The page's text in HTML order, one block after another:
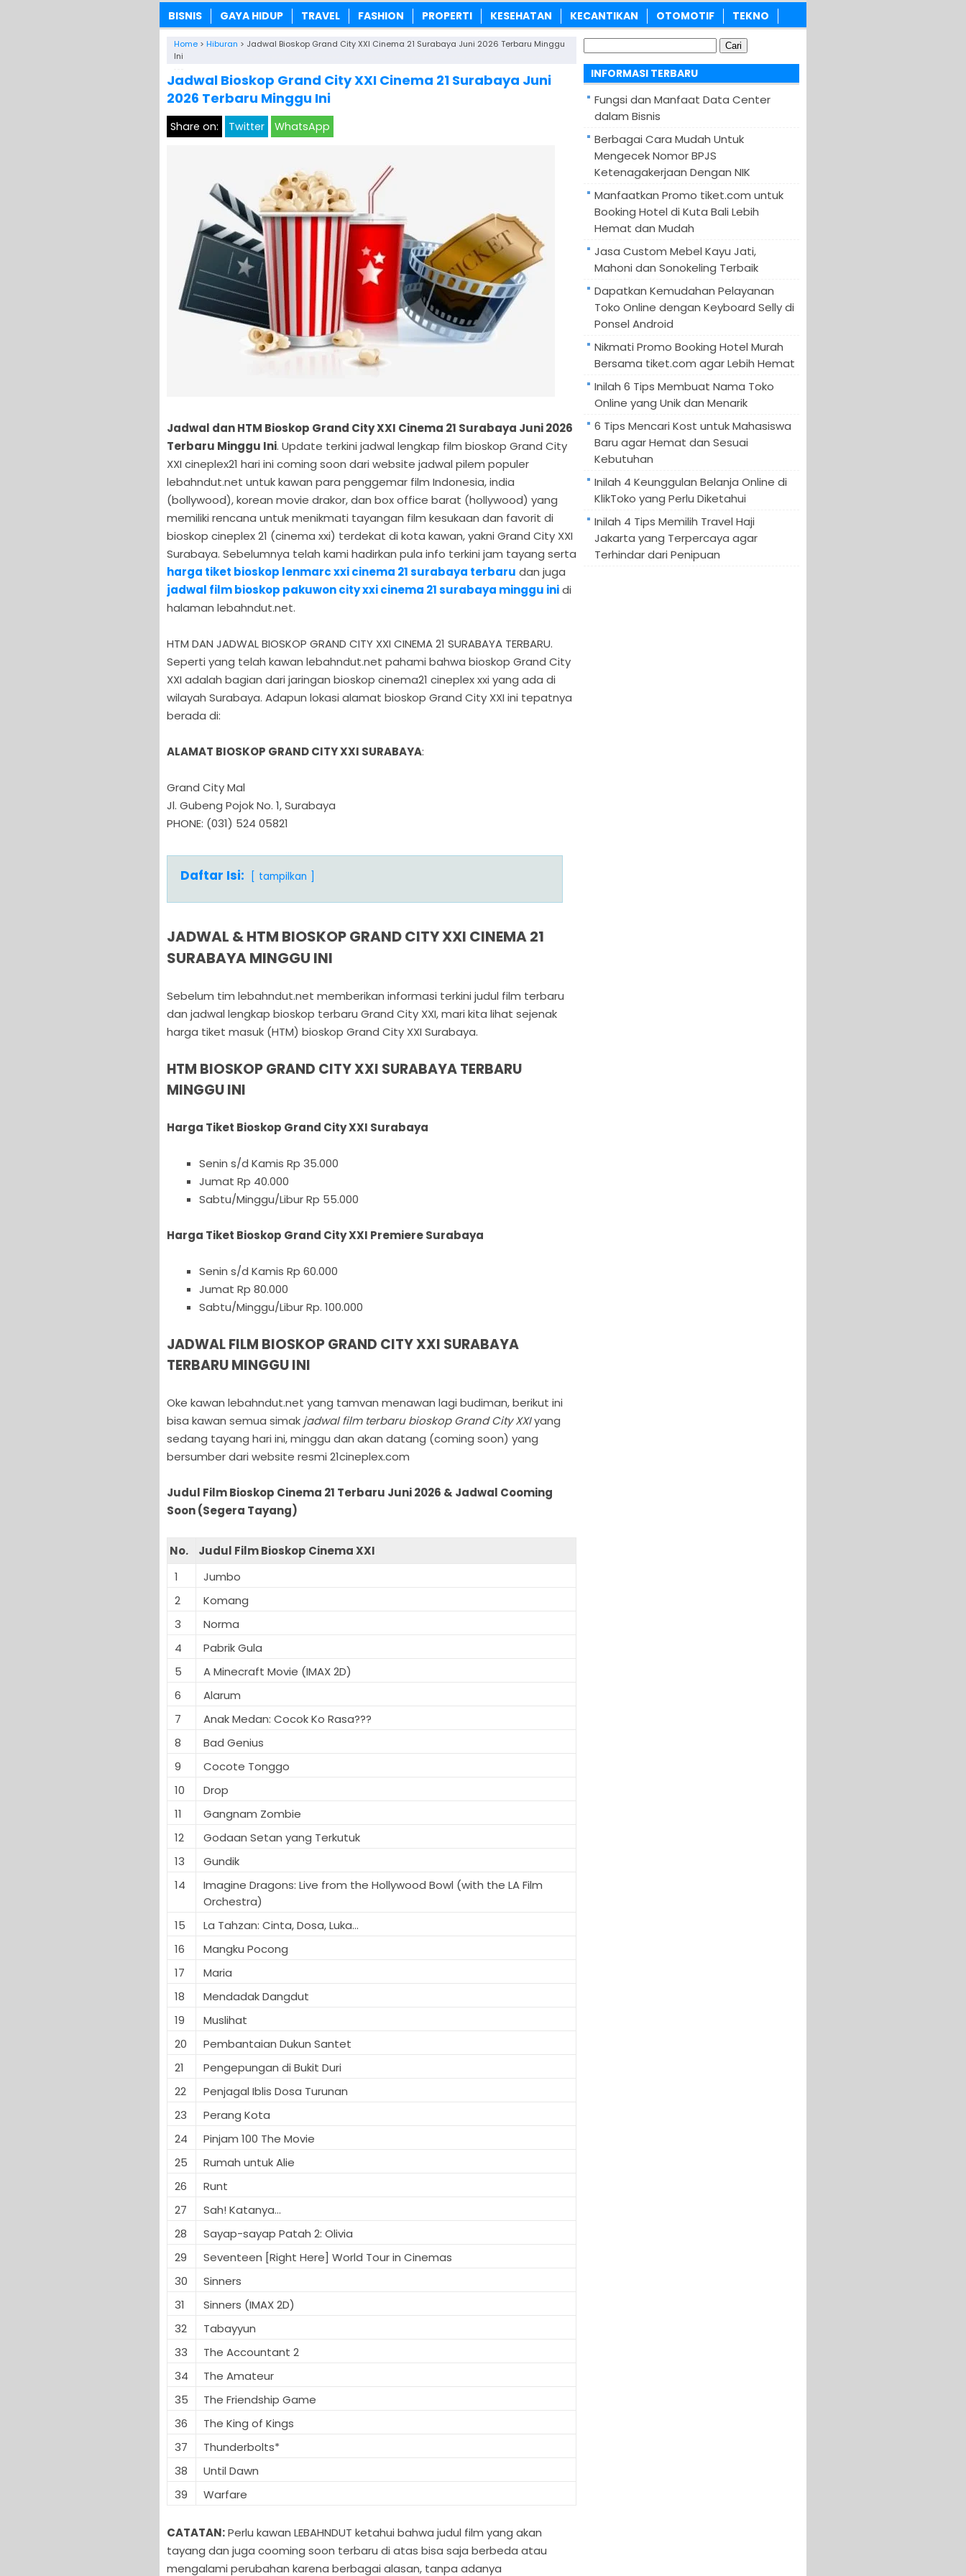
BISNIS GAYA HIDUP TRAVEL FASHION PROPERTI KESEHATAN KECANTIKAN OTOMOTIF TEKNO
Home > Hiburan > Jadwal Bioskop Grand City XXI Cinema 21 Surabaya Juni 2026 Terbaru Minggu
Ini
Jadwal Bioskop Grand City XXI Cinema 21 Surabaya Juni
2026 Terbaru Minggu Ini
Share on: Twitter WhatsApp
Jadwal dan HTM Bioskop Grand City XXI Cinema 21 Surabaya Juni 2026
Terbaru Minggu Ini. Update terkini jadwal lengkap film bioskop Grand City
XXI cineplex21 hari ini coming soon dari website jadwal pilem populer
lebahndut.net untuk kawan para penggemar film Indonesia, india
(bollywood), korean movie drakor, dan box office barat (hollywood) yang
memiliki rencana untuk menikmati tayangan film kesukaan dan favorit di
bioskop cineplex 21 (cinema xxi) terdekat di kota kawan, yakni Grand City XXI
Surabaya. Sebelumnya telah kami hadirkan pula info terkini jam tayang serta
harga tiket bioskop lenmarc xxi cinema 21 surabaya terbaru dan juga
jadwal film bioskop pakuwon city xxi cinema 21 surabaya minggu inidi
halaman lebahndut.net.
HTM DAN JADWAL BIOSKOP GRAND CITY XXI CINEMA 21 SURABAYA TERBARU.
Seperti yang telah kawan lebahndut.net pahami bahwa bioskop Grand City
XXI adalah bagian dari jaringan bioskop cinema21 cineplex xxi yang ada di
wilayah Surabaya. Adapun lokasi alamat bioskop Grand City XXI ini tepatnya
berada di:
ALAMAT BIOSKOP GRAND CITY XXI SURABAYA:
Grand City Mal
Jl. Gubeng Pojok No. 1, Surabaya
PHONE: (031) 524 05821
Daftar Isi: tampilkan
JADWAL & HTM BIOSKOP GRAND CITY XXI CINEMA 21
SURABAYA MINGGU INI
Sebelum tim lebahndut.net memberikan informasi terkini judul film terbaru
dan jadwal lengkap bioskop terbaru Grand City XXI, mari kita lihat sejenak
harga tiket masuk (HTM) bioskop Grand City XXI Surabaya.
HTM BIOSKOP GRAND CITY XXI SURABAYA TERBARU
MINGGU INI
Harga Tiket Bioskop Grand City XXI Surabaya
Senin s/d Kamis Rp 35.000
Jumat Rp 40.000
Sabtu/Minggu/Libur Rp 55.000
Harga Tiket Bioskop Grand City XXI Premiere Surabaya
Senin s/d Kamis Rp 60.000
Jumat Rp 80.000
Sabtu/Minggu/Libur Rp. 100.000
JADWAL FILM BIOSKOP GRAND CITY XXI SURABAYA
TERBARU MINGGU INI
Oke kawan lebahndut.net yang tamvan menawan lagi budiman, berikut ini
bisa kawan semua simak jadwal film terbaru bioskop Grand City XXIyang
sedang tayang hari ini, minggu dan akan datang (coming soon) yang
bersumber dari website resmi 21cineplex.com
Judul Film Bioskop Cinema 21 Terbaru Juni 2026 & Jadwal Cooming
Soon (Segera Tayang)
No.
Judul Film Bioskop Cinema XXI
1
Jumbo
2
Komang
3
Norma
4
Pabrik Gula
5
A Minecraft Movie (IMAX 2D)
6
Alarum
7
Anak Medan: Cocok Ko Rasa???
8
Bad Genius
9
Cocote Tonggo
10
Drop
11
Gangnam Zombie
12
Godaan Setan yang Terkutuk
13
Gundik
14
Imagine Dragons: Live from the Hollywood Bowl (with the LA Film
Orchestra)
15
La Tahzan: Cinta, Dosa, Luka...
16
Mangku Pocong
17
Maria
18
Mendadak Dangdut
19
Muslihat
20
Pembantaian Dukun Santet
21
Pengepungan di Bukit Duri
22
Penjagal Iblis Dosa Turunan
23
Perang Kota
24
Pinjam 100 The Movie
25
Rumah untuk Alie
26
Runt
27
Sah! Katanya...
28
Sayap-sayap Patah 2: Olivia
29
Seventeen [Right Here] World Tour in Cinemas
30
Sinners
31
Sinners (IMAX 2D)
32
Tabayyun
33
The Accountant 2
34
The Amateur
35
The Friendship Game
36
The King of Kings
37
Thunderbolts*
38
Until Dawn
39
Warfare
CATATAN:Perlu kawan LEBAHNDUT ketahui bahwa judul film yang akan
tayang dan juga cooming soon terbaru di atas bisa saja berbeda atau
mengalami perubahan karena berbagai alasan, tanpa adanya
untuk:
INFORMASI TERBARU
Fungsi dan Manfaat Data Center
dalam Bisnis
Berbagai Cara Mudah Untuk
Mengecek Nomor BPJS
Ketenagakerjaan Dengan NIK
Manfaatkan Promo tiket.com untuk
Booking Hotel di Kuta Bali Lebih
Hemat dan Mudah
Jasa Custom Mebel Kayu Jati,
Mahoni dan Sonokeling Terbaik
Dapatkan Kemudahan Pelayanan
Toko Online dengan Keyboard Selly di
Ponsel Android
Nikmati Promo Booking Hotel Murah
Bersama tiket.com agar Lebih Hemat
Inilah 6 Tips Membuat Nama Toko
Online yang Unik dan Menarik
6 Tips Mencari Kost untuk Mahasiswa
Baru agar Hemat dan Sesuai
Kebutuhan
Inilah 4 Keunggulan Belanja Online di
KlikToko yang Perlu Diketahui
Inilah 4 Tips Memilih Travel Haji
Jakarta yang Terpercaya agar
Terhindar dari Penipuan